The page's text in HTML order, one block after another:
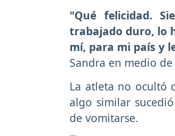
"Qué felicidad.
trabajado duro, lo
mí, para mi país y
Sandra en medio
La atleta no ocultó
algo similar
de vomitarse.